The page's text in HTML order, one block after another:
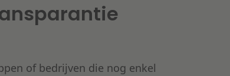
of bedrijven die nog enkel